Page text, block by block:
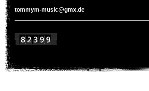
tommym-music@gmx.de